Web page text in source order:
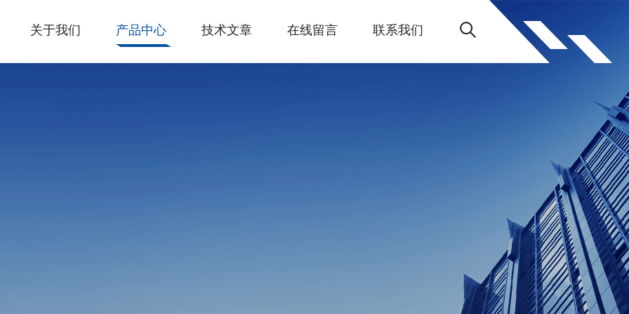
关于我们 产品中心 技术文章 在线留言 联系我们